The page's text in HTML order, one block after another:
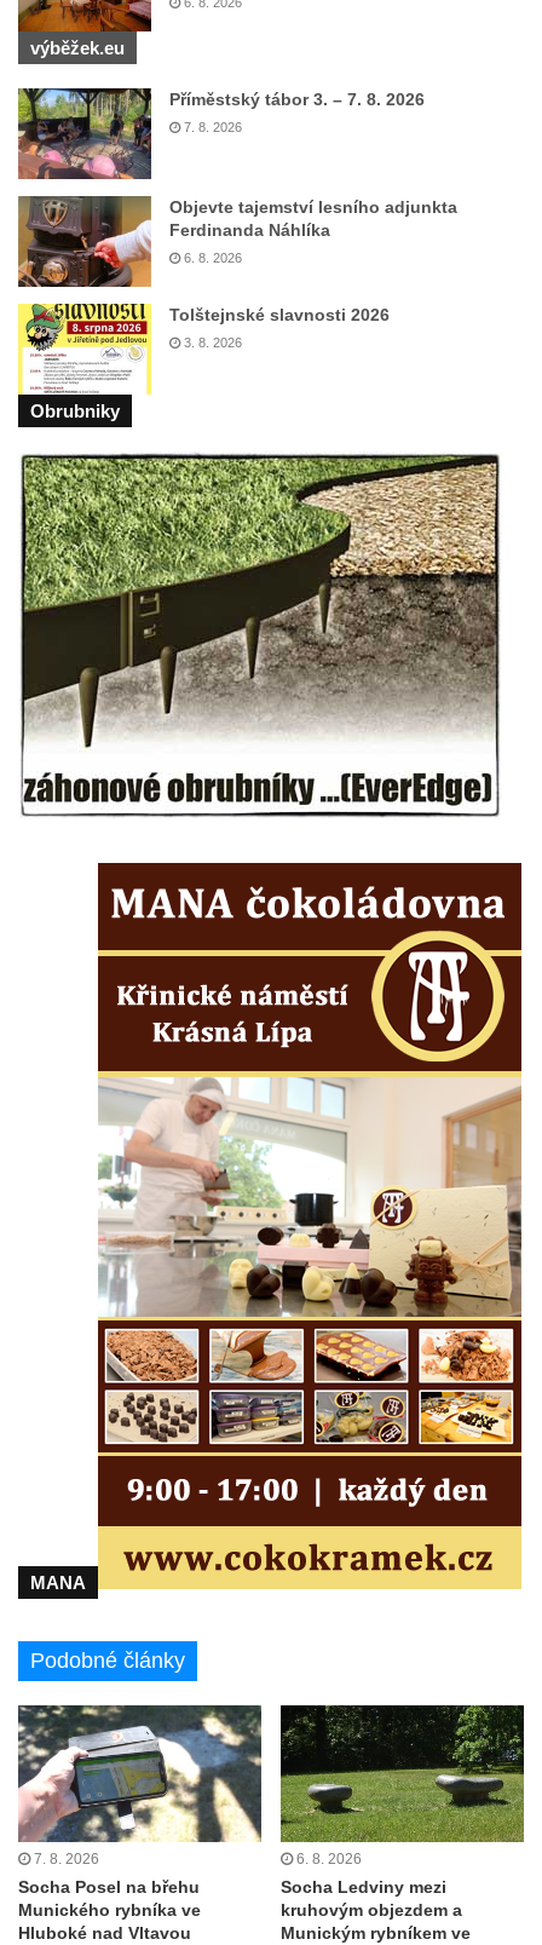
května v Rumburku
Pamětní deska Johanna Neumanna
Obrázek svatého Huberta na buku svatého
Huberta
východně od Srbské Kamenice
Busta Jana Amose Komenského na domě
čp. 37 v Račicích
Socha ležícího koně v Sadech
Československé armády v Teplicích
Socha Medvídě v Tierpark Chemnitz
Sochy Ležící žena v Tierpark Chemnitz
Sochy Ptáci v Tierpark Chemnitz
Socha Skupina jeřábů v Tierpark Chemnitz
Socha Panter v ZOO Leipzig
Socha Dívka s mušlí v ZOO Leipzig
Socha Tygr v ZOO Leipzig
Socha Atlet v ZOO Leipzig
Socha Marabu v ZOO Leipzig
Busta Karla Maxe Schneidera v ZOO
Socha Iásón v ZOO Leipzig
Socha Uprchlý otrok bojuje s divokým psem
Socha krokodýla v ZOO Dresden
Socha slona v ZOO Dresden
Socha divokého prasete před vstupem do
ZOO Dresden
Socha světce severně od Lužce nad
Vltavou
Pamětní kámen revitalizace Vltavy Vraňany
– Hořín u Lužce nad Vltavou
Strom svobody a památník 100 let republiky
a 30. výročí listopadu 1989 v Hrobčicích
Boží muka v parku před domem čp. 17 v
Hrobčicích
Sochy „Klaun a dívenka“ v parku v centru
Socha svatého Antonína poustevníka v
Socha vodníka u požární nádrže v
Socha býka před areálem firmy 2JCP v
Račicích
Povodňový sloup II. v Dobříni
Povodňový sloup I. v Dobříni
Pamětní kámen vodního díla Josefův Důl
Socha svatého Floriána na domě čp. 3 v
Oparnu
Socha svaté Anny u domu čp. 3 v Oparnu
Lavička Václava Havla v Pardubicích
výběžek.eu
Příměstský tábor 3. – 7. 8. 2026
7. 8. 2026
Objevte tajemství lesního adjunkta
Ferdinanda Náhlíka
6. 8. 2026
Tolštejnské slavnosti 2026
3. 8. 2026
Obrubniky
MANA
Podobné články
7. 8. 2026
Socha Posel na břehu
Munického rybníka ve
Hluboké nad Vltavou
6. 8. 2026
Socha Ledviny mezi
kruhovým objezdem a
Munickým rybníkem ve